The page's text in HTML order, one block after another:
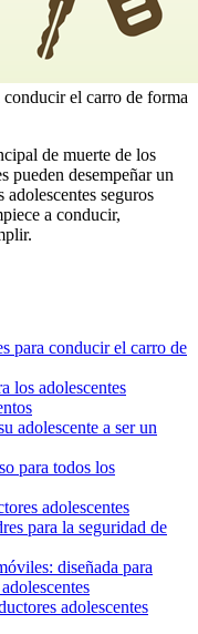
conducir el carro de forma
de muerte de los
pueden desempeñar un
seguros
a conducir,
para conducir el carro de
los adolescentes
adolescente a ser un
para todos los
adolescentes
para la seguridad de
diseñada para
adolescentes